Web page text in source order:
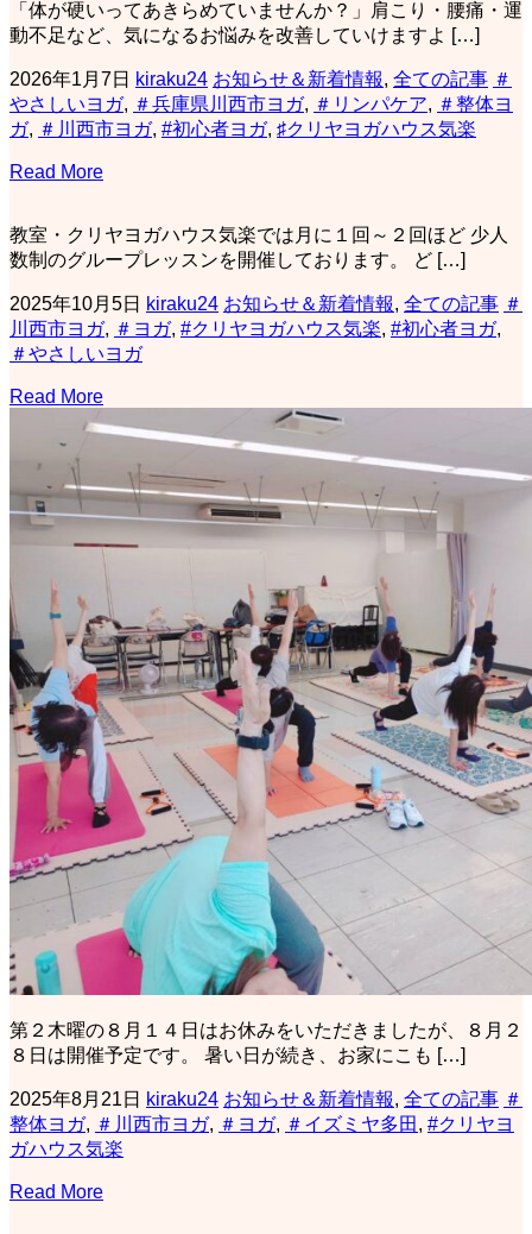
「体が硬いってあきらめていませんか？」肩こり・腰痛・運
動不足など、気になるお悩みを改善していけますよ […]
2026年1月7日 kiraku24 お知らせ＆新着情報, 全ての記事 ＃
やさしいヨガ, ＃兵庫県川西市ヨガ, ＃リンパケア, ＃整体ヨ
ガ, ＃川西市ヨガ, #初心者ヨガ, ♯クリヤヨガハウス気楽
Read More
教室・クリヤヨガハウス気楽では月に１回～２回ほど 少人
数制のグループレッスンを開催しております。 ど […]
2025年10月5日 kiraku24 お知らせ＆新着情報, 全ての記事 ＃
川西市ヨガ, ＃ヨガ, #クリヤヨガハウス気楽, #初心者ヨガ,
＃やさしいヨガ
Read More
第２木曜の８月１４日はお休みをいただきましたが、８月２
８日は開催予定です。 暑い日が続き、お家にこも […]
2025年8月21日 kiraku24 お知らせ＆新着情報, 全ての記事 ＃
整体ヨガ, ＃川西市ヨガ, ＃ヨガ, ＃イズミヤ多田 , #クリヤヨ
ガハウス気楽
Read More